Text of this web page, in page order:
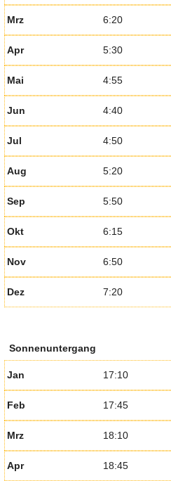
Mrz 6:20
Apr 5:30
Mai 4:55
Jun 4:40
Jul 4:50
Aug 5:20
Sep 5:50
Okt 6:15
Nov 6:50
Dez 7:20
Sonnenuntergang
Jan 17:10
Feb 17:45
Mrz 18:10
Apr 18:45